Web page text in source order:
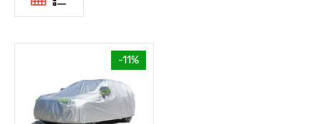
-11%